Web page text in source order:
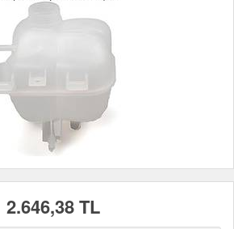
2.646,38 TL